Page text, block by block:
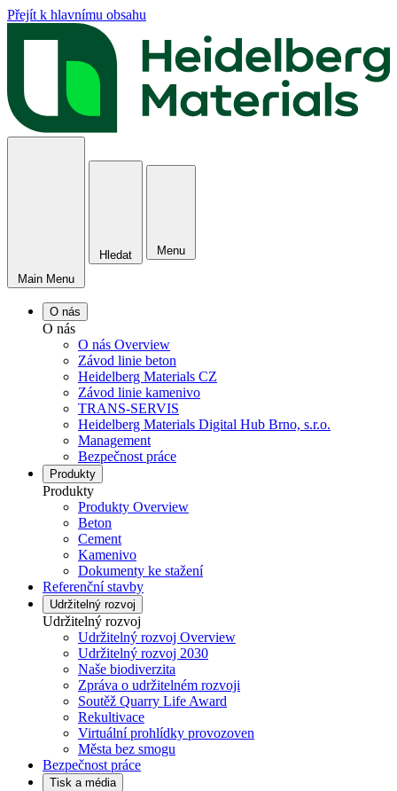
Přejít k hlavnímu obsahu
Main Menu
Hledat Menu
O nás
O nás
O nás Overview
Závod linie beton
Heidelberg Materials CZ
Závod linie kamenivo
TRANS-SERVIS
Heidelberg Materials Digital Hub Brno, s.r.o.
Management
Bezpečnost práce
Produkty
Produkty
Produkty Overview
Beton
Cement
Kamenivo
Dokumenty ke stažení
Referenční stavby
Udržitelný rozvoj
Udržitelný rozvoj
Udržitelný rozvoj Overview
Udržitelný rozvoj 2030
Naše biodiverzita
Zpráva o udržitelném rozvoji
Soutěž Quarry Life Award
Rekultivace
Virtuální prohlídky provozoven
Města bez smogu
Bezpečnost práce
Tisk a média